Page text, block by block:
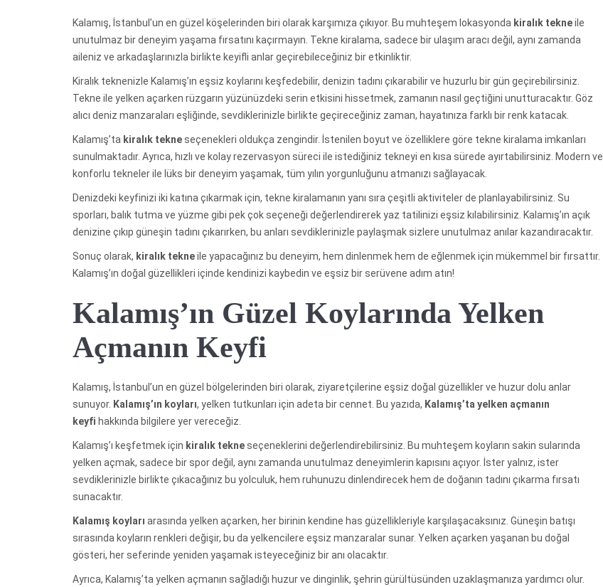
Kalamış, İstanbul’un en güzel köşelerinden biri olarak karşımıza çıkıyor. Bu muhteşem lokasyonda kiralık tekneile
unutulmaz bir deneyim yaşama fırsatını kaçırmayın. Tekne kiralama, sadece bir ulaşım aracı değil, aynı zamanda
aileniz ve arkadaşlarınızla birlikte keyifli anlar geçirebileceğiniz bir etkinliktir.
Kiralık teknenizle Kalamış’ın eşsiz koylarını keşfedebilir, denizin tadını çıkarabilir ve huzurlu bir gün geçirebilirsiniz.
Tekne ile yelken açarken rüzgarın yüzünüzdeki serin etkisini hissetmek, zamanın nasıl geçtiğini unutturacaktır. Göz
alıcı deniz manzaraları eşliğinde, sevdiklerinizle birlikte geçireceğiniz zaman, hayatınıza farklı bir renk katacak.
Kalamış’ta kiralık tekneseçenekleri oldukça zengindir. İstenilen boyut ve özelliklere göre tekne kiralama imkanları
sunulmaktadır. Ayrıca, hızlı ve kolay rezervasyon süreci ile istediğiniz tekneyi en kısa sürede ayırtabilirsiniz. Modern ve
konforlu tekneler ile lüks bir deneyim yaşamak, tüm yılın yorgunluğunu atmanızı sağlayacak.
Denizdeki keyfinizi iki katına çıkarmak için, tekne kiralamanın yanı sıra çeşitli aktiviteler de planlayabilirsiniz. Su
sporları, balık tutma ve yüzme gibi pek çok seçeneği değerlendirerek yaz tatilinizi eşsiz kılabilirsiniz. Kalamış’ın açık
denizine çıkıp güneşin tadını çıkarırken, bu anları sevdiklerinizle paylaşmak sizlere unutulmaz anılar kazandıracaktır.
Sonuç olarak, kiralık tekneile yapacağınız bu deneyim, hem dinlenmek hem de eğlenmek için mükemmel bir fırsattır.
Kalamış’ın doğal güzellikleri içinde kendinizi kaybedin ve eşsiz bir serüvene adım atın!
Kalamış’ın Güzel Koylarında Yelken
Açmanın Keyfi
Kalamış, İstanbul’un en güzel bölgelerinden biri olarak, ziyaretçilerine eşsiz doğal güzellikler ve huzur dolu anlar
sunuyor. Kalamış’ın koyları, yelken tutkunları için adeta bir cennet. Bu yazıda, Kalamış’ta yelken açmanın
keyfi hakkında bilgilere yer vereceğiz.
Kalamış’ı keşfetmek için kiralık tekneseçeneklerini değerlendirebilirsiniz. Bu muhteşem koyların sakin sularında
yelken açmak, sadece bir spor değil, aynı zamanda unutulmaz deneyimlerin kapısını açıyor. İster yalnız, ister
sevdiklerinizle birlikte çıkacağınız bu yolculuk, hem ruhunuzu dinlendirecek hem de doğanın tadını çıkarma fırsatı
sunacaktır.
Kalamış koyları arasında yelken açarken, her birinin kendine has güzellikleriyle karşılaşacaksınız. Güneşin batışı
sırasında koyların renkleri değişir, bu da yelkencilere eşsiz manzaralar sunar. Yelken açarken yaşanan bu doğal
gösteri, her seferinde yeniden yaşamak isteyeceğiniz bir anı olacaktır.
Ayrıca, Kalamış’ta yelken açmanın sağladığı huzur ve dinginlik, şehrin gürültüsünden uzaklaşmanıza yardımcı olur.